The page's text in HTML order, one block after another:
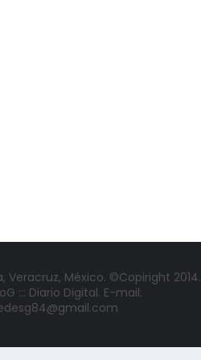
Veracruz, México. ©Copiright 2014.
::: Diario Digital. E-mail: